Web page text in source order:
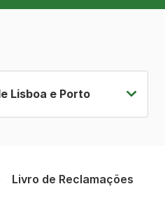
Lisboa e Porto
Livro de Reclamações